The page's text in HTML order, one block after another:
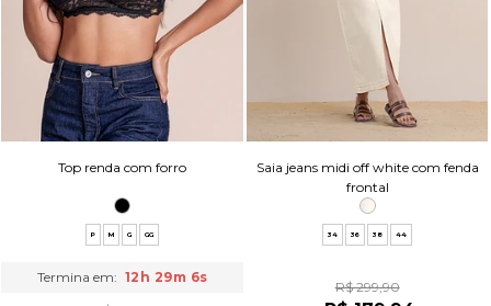
Top renda com forro
P M G GG
Termina em: 12h 29m 5s
Saia jeans midi off white com fenda
frontal
34 36 38 44
R$ 299,90